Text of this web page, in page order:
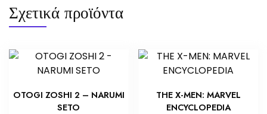
Σχετικά προϊόντα
OTOGI ZOSHI 2 – NARUMI
SETO
THE X-MEN: MARVEL
ENCYCLOPEDIA